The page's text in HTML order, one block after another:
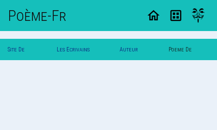
Poème-Fr
Site De Les Ecrivains Auteur Poeme De